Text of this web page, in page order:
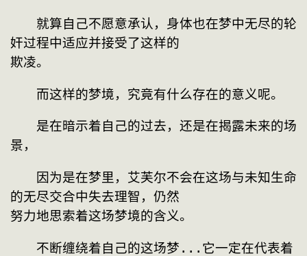
就算自己不愿意承认，身体也在梦中无尽的轮
奸过程中适应并接受了这样的
欺凌。
而这样的梦境，究竟有什么存在的意义呢。
是在暗示着自己的过去，还是在揭露未来的场
景，
因为是在梦里，艾芙尔不会在这场与未知生命
的无尽交合中失去理智，仍然
努力地思索着这场梦境的含义。
不断缠绕着自己的这场梦...它一定在代表着